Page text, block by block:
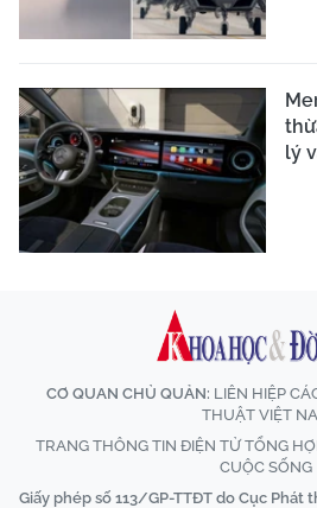
lý
CƠ QUAN CHỦ QUẢN: LIÊN HIỆP
THUẬT VIỆT
TRANG THÔNG TIN ĐIỆN TỬ TỔNG
CUỘC SỐNG
Giấy phép số 113/GP-TTĐT do Cục Phát